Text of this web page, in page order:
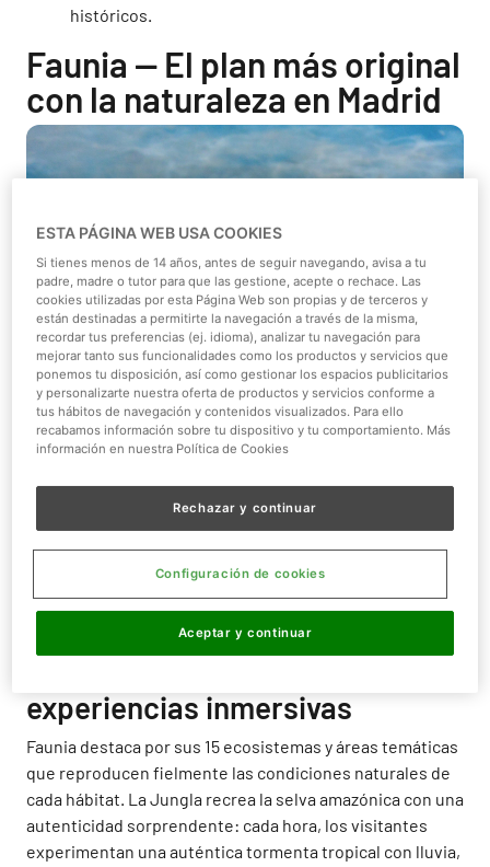
históricos.
Faunia — El plan más original
con la naturaleza en Madrid
quienes buscan conectar con la naturaleza de forma
auténtica e inmersiva sin salir de Madrid. Este parque
temático en Vicálvaro ofrece experiencias que van
mucho más allá de un zoo convencional, recreando
ecosistemas completos donde los visitantes se sienten
transportados a diferentes rincones del planeta.
experiencias inmersivas
Faunia destaca por sus 15 ecosistemas y áreas temáticas
que reproducen fielmente las condiciones naturales de
cada hábitat. La Jungla recrea la selva amazónica con una
autenticidad sorprendente: cada hora, los visitantes
experimentan una auténtica tormenta tropical con lluvia,
ESTA PÁGINA WEB USA COOKIES
Si tienes menos de 14 años, antes de seguir navegando, avisa a tu
padre, madre o tutor para que las gestione, acepte o rechace. Las
cookies utilizadas por esta Página Web son propias y de terceros y
están destinadas a permitirte la navegación a través de la misma,
recordar tus preferencias (ej. idioma), analizar tu navegación para
mejorar tanto sus funcionalidades como los productos y servicios que
ponemos tu disposición, así como gestionar los espacios publicitarios
y personalizarte nuestra oferta de productos y servicios conforme a
tus hábitos de navegación y contenidos visualizados. Para ello
recabamos información sobre tu dispositivo y tu comportamiento. Más
información en nuestra Política de Cookies
Rechazar y continuar
Aceptar y continuar
Configuración de cookies